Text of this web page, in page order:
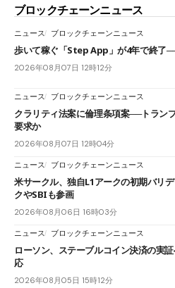
ブロックチェーンニュース
ニュース ブロックチェーンニュース
歩いて稼ぐ「Step App」が4年で終了
2026年08月07日 12時12分
ニュース ブロックチェーンニュース
クラリティ法案に倫理条項案──トラン
要求か
2026年08月07日 12時04分
ニュース ブロックチェーンニュース
米サークル、独自L1アークの初期バリ
クやSBIも参画
2026年08月06日 16時03分
ニュース ブロックチェーンニュース
ローソン、ステーブルコイン決済の実
応
2026年08月05日 15時12分